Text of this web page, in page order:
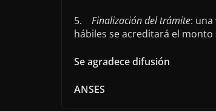
5. Finalización del trámite:
hábiles se acreditará el
Se agradece difusión
ANSES